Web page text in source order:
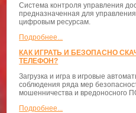
Система контроля управления
предназначенная для
цифровым ресурсам.
Подробнее...
КАК ИГРАТЬ И БЕЗОПАСНО
ТЕЛЕФОН?
Загрузка и игра в игровые
соблюдения ряда мер
мошенничества и вредоносного
Подробнее...